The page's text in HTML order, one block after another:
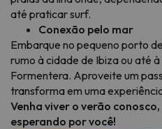
até praticar surf.
Conexão pelo mar
Embarque no pequeno porto
rumo à cidade de Ibiza ou até
Formentera. Aproveite um
transforma em uma
Venha viver o verão
esperando por você!